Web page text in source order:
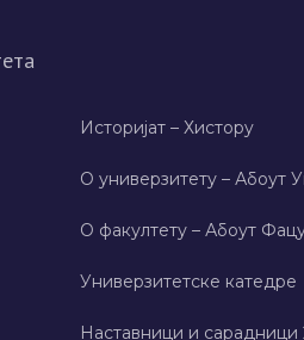
Историјат – Хисторy
О универзитету – Абоут
О факултету – Абоут
Универзитетске катедре
Наставници и сарадници